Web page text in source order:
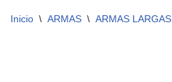
Inicio \ ARMAS \ ARMAS LARGAS